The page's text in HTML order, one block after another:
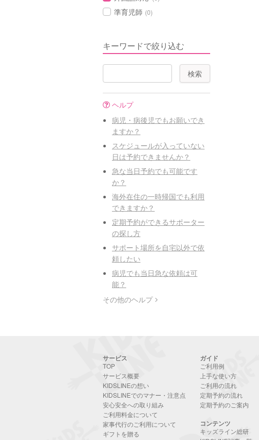
準育児師 (0)
キーワードで絞り込む
ヘルプ
病児・病後児でもお願いでき
ますか？
スケジュールが入っていない
日は予約できませんか？
急な当日予約でも可能です
か？
海外在住の一時帰国でも利用
できますか？
定期予約ができるサポーター
の探し方
サポート場所を自宅以外で依
頼したい
病児でも当日急な依頼は可
能？
その他のヘルプ
サービス
TOP
サービス概要
KIDSLINEの想い
KIDSLINEでのマナー・注意点
安心安全への取り組み
ご利用料金について
家事代行のご利用について
ギフトを贈る
ガイド
ご利用例
上手な使い方
ご利用の流れ
定期予約の流れ
定期予約のご案内
コンテンツ
キッズライン総研